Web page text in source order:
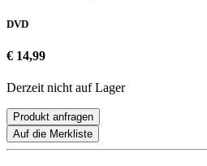
DVD
€ 14,99
Derzeit nicht auf Lager
Produkt anfragen
Auf die Merkliste